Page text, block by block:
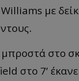
με
στο
στο 7’ έκανε